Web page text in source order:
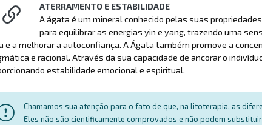
ATERRAMENTO E ESTABILIDADE
A ágata é um mineral conhecido pelas suas
para equilibrar as energias yin e yang, trazendo uma
e a melhorar a autoconfiança. A Ágata também promove a
e racional. Através da sua capacidade de ancorar o
estabilidade emocional e espiritual.
Chamamos sua atenção para o fato de que, na litoterapia, as
Eles não são cientificamente comprovados e não podem